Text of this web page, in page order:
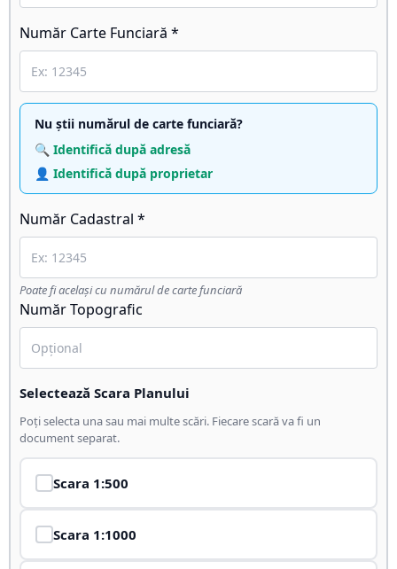
Număr Carte Funciară *
Nu știi numărul de carte funciară?
🔍 Identifică după adresă
👤 Identifică după proprietar
Număr Cadastral *
Poate fi același cu numărul de carte funciară
Număr Topografic
Selectează Scara Planului
Poți selecta una sau mai multe scări. Fiecare scară va fi un
document separat.
Scara 1:500
Scara 1:1000